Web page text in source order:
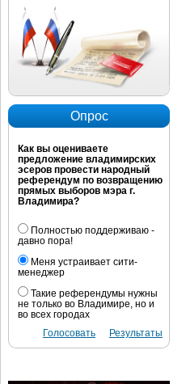
Опрос
Как вы оцениваете
предложение владимирских
эсеров провести народный
референдум по возвращению
прямых выборов мэра г.
Владимира?
Полностью поддерживаю -
давно пора!
Меня устраивает сити-
менеджер
Такие референдумы нужны
не только во Владимире, но и
во всех городах
Результаты
Голосовать